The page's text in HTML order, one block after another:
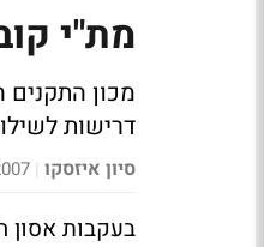
מת"י
מכון
דרישות
סיון איזסקו |